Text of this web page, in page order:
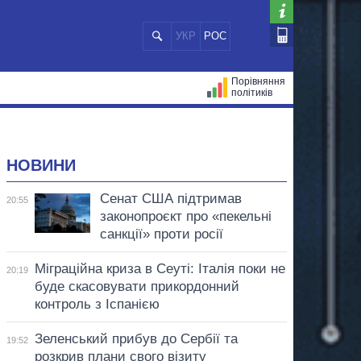
УКР РОС
Порівняння
політиків
НОВИНИ
20:55
Сенат США підтримав
законопроєкт про «пекельні
санкції» проти росії
20:19
Міграційна криза в Сеуті: Італія поки не
буде скасовувати прикордонний
контроль з Іспанією
19:52
Зеленський прибув до Сербії та
розкрив плани свого візиту